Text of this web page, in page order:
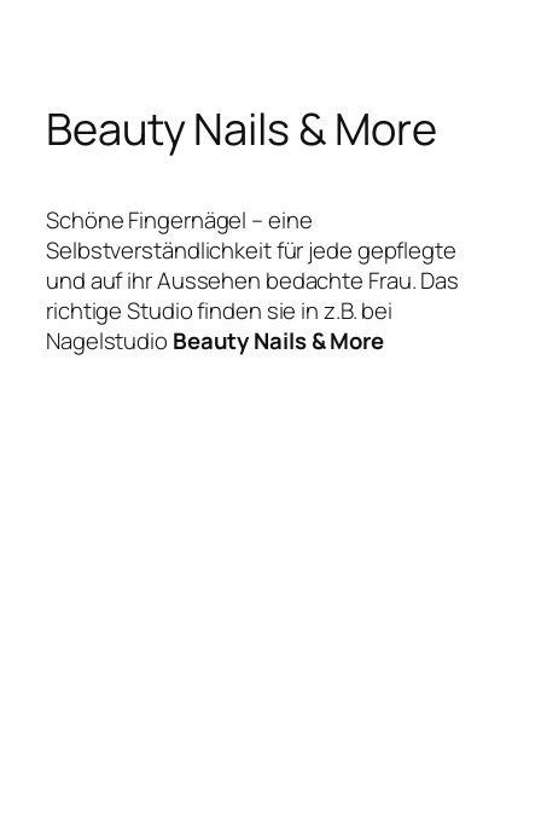
springen
Beauty Nails & More
Schöne Fingernägel – eine
Selbstverständlichkeit für jede gepflegte
und auf ihr Aussehen bedachte Frau. Das
richtige Studio finden sie in z.B. bei
Nagelstudio Beauty Nails & More